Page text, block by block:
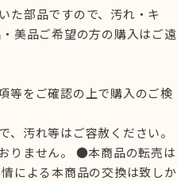
た部品ですので、汚れ・キ
美品ご希望の方の購入はご遠
等をご確認の上で購入のご検
汚れ等はご容赦ください。
りません。 ●本商品の転売は
による本商品の交換は致しか